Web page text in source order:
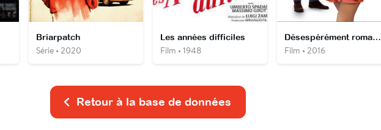
Briarpatch
Série • 2020
Les années difficiles
Film • 1948
Désespérément romantique
Film • 2016
Retour à la base de données